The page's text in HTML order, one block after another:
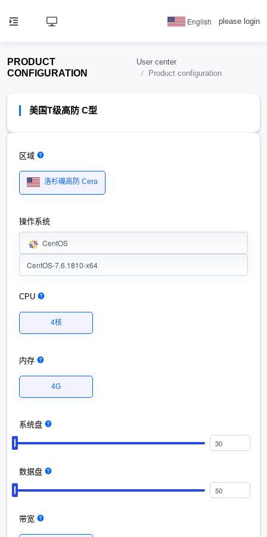
English please login
PRODUCT
CONFIGURATION
User center
Product configuration
美国T级高防 C型
区域
洛杉磯高防 Cera
操作系统
CentOS
CentOS-7.6.1810-x64
CPU
4核
内存
4G
系统盘
数据盘
带宽